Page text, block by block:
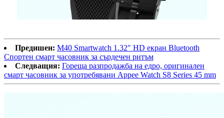
Предишен: M40 Smartwatch 1.32″ HD екран Bluetooth
Спортен смарт часовник за сърдечен ритъм
Следващия: Гореща разпродажба на едро, оригинален
смарт часовник за употребявани Appee Watch S8 Series 45 mm